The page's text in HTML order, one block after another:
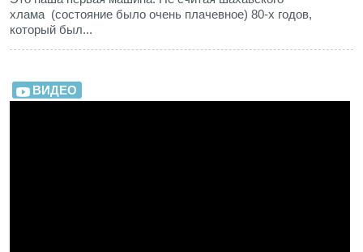
хлама (состояние было очень плачевное) 80-х годов,
который был...
ВИДЕО